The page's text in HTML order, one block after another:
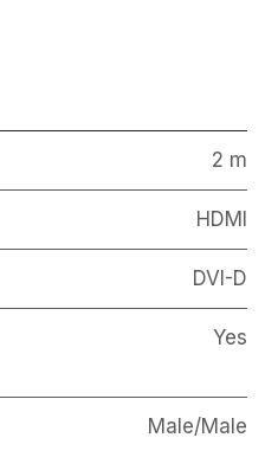
2 m
HDMI
DVI-D
Yes
Male/Male